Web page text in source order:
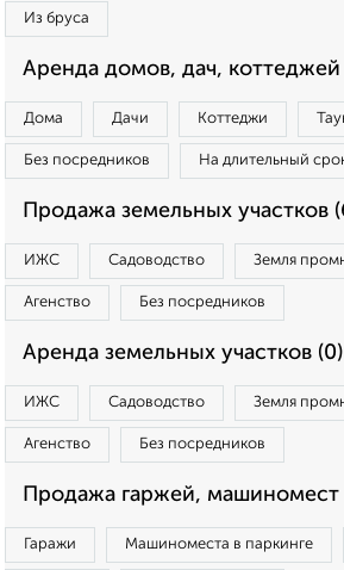
Из бруса
Аренда домов, дач, коттеджей
Дома Дачи Коттеджи
Без посредников На длительный
Продажа земельных участков
ИЖС Садоводство Земля
Агенство Без посредников
Аренда земельных участков (0)
ИЖС Садоводство Земля
Агенство Без посредников
Продажа гаржей, машиномест
Гаражи Машиноместа в паркинге